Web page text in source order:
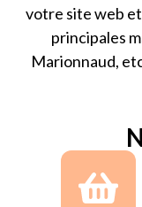
votre site web
principales
Marionnaud,